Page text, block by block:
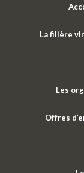
La filière
Les
Offres